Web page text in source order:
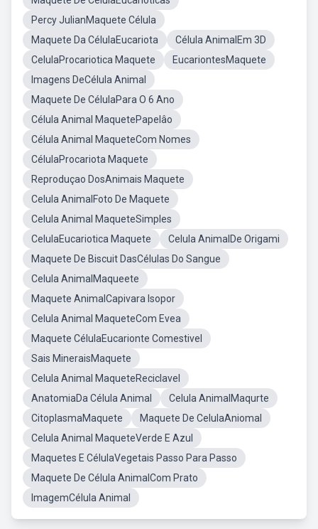
Percy JulianMaquete Célula
Maquete Da CélulaEucariota
Célula AnimalEm 3D
CelulaProcariotica Maquete
EucariontesMaquete
Imagens DeCélula Animal
Maquete De CélulaPara O 6 Ano
Célula Animal MaquetePapelâo
Célula Animal MaqueteCom Nomes
CélulaProcariota Maquete
Reproduçao DosAnimais Maquete
Celula AnimalFoto De Maquete
Celula Animal MaqueteSimples
CelulaEucariotica Maquete
Celula AnimalDe Origami
Maquete De Biscuit DasCélulas Do Sangue
Celula AnimalMaqueete
Maquete AnimalCapivara Isopor
Celula Animal MaqueteCom Evea
Maquete CélulaEucarionte Comestivel
Sais MineraisMaquete
Celula Animal MaqueteReciclavel
AnatomiaDa Célula Animal
Celula AnimalMaqurte
CitoplasmaMaquete
Maquete De CelulaAniomal
Celula Animal MaqueteVerde E Azul
Maquetes E CélulaVegetais Passo Para Passo
Maquete De Célula AnimalCom Prato
ImagemCélula Animal